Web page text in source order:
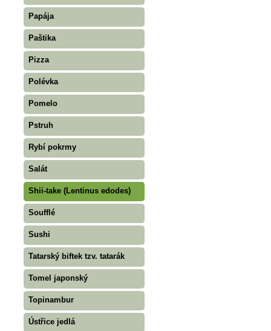
Papája
Paštika
Pizza
Polévka
Pomelo
Pstruh
Rybí pokrmy
Salát
Shii-take (Lentinus edodes)
Soufflé
Sushi
Tatarský biftek tzv. tatarák
Tomel japonský
Topinambur
Ústřice jedlá